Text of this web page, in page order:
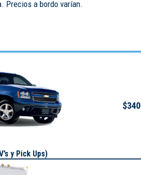
Precios a bordo varían.
y Pick Ups)
$340